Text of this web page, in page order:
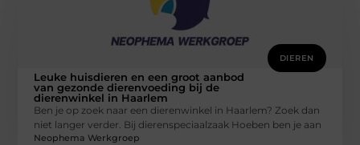
DIEREN
Leuke huisdieren en een groot aanbod
van gezonde dierenvoeding bij de
dierenwinkel in Haarlem
Ben je op zoek naar een dierenwinkel in Haarlem? Zoek dan
niet langer verder. Bij dierenspeciaalzaak Hoeben ben je aan
Neophema Werkgroep